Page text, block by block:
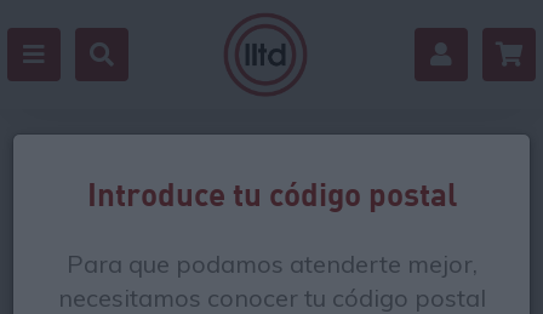
especiales. Entre los productos que puedes comprar en
nuestra tienda provenientes de Japón también se
Introduce tu código postal
Para que podamos atenderte mejor,
necesitamos conocer tu código postal